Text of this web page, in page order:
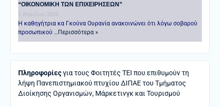
“ΟΙΚΟΝΟΜΙΚΗ ΤΩΝ ΕΠΙΧΕΙΡΗΣΕΩΝ”
1 Απριλίου 2026
Η καθηγήτρια κα Γκούνα Ουρανία ανακοινώνει ότι λόγω σοβαρού
προσωπικού …Περισσότερα »
Πληροφορίεςγια τους Φοιτητές ΤΕΙ που επιθυμούν τη
λήψη Πανεπιστημιακού πτυχίου ΔΙΠΑΕ του Τμήματος
Διοίκησης Οργανισμών, Μάρκετινγκ και Τουρισμού